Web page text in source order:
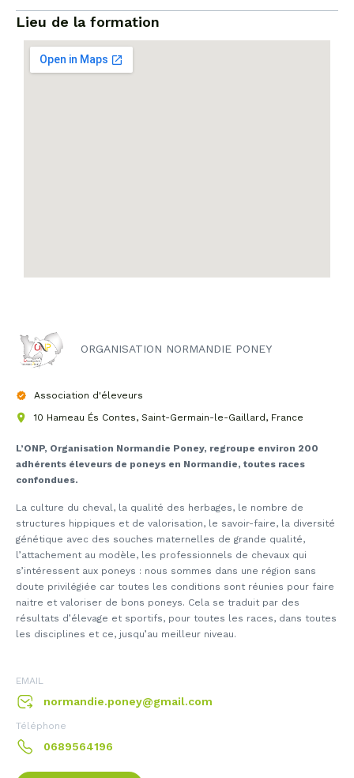
Lieu de la formation
ORGANISATION NORMANDIE PONEY
Association d'éleveurs
10 Hameau És Contes, Saint-Germain-le-Gaillard, France
L’ONP, Organisation Normandie Poney, regroupe environ 200
adhérents éleveurs de poneys en Normandie, toutes races
confondues.
La culture du cheval, la qualité des herbages, le nombre de
structures hippiques et de valorisation, le savoir-faire, la diversité
génétique avec des souches maternelles de grande qualité,
l’attachement au modèle, les professionnels de chevaux qui
s’intéressent aux poneys : nous sommes dans une région sans
doute privilégiée car toutes les conditions sont réunies pour faire
naitre et valoriser de bons poneys. Cela se traduit par des
résultats d’élevage et sportifs, pour toutes les races, dans toutes
les disciplines et ce, jusqu’au meilleur niveau.
EMAIL
normandie.poney@gmail.com
Téléphone
0689564196